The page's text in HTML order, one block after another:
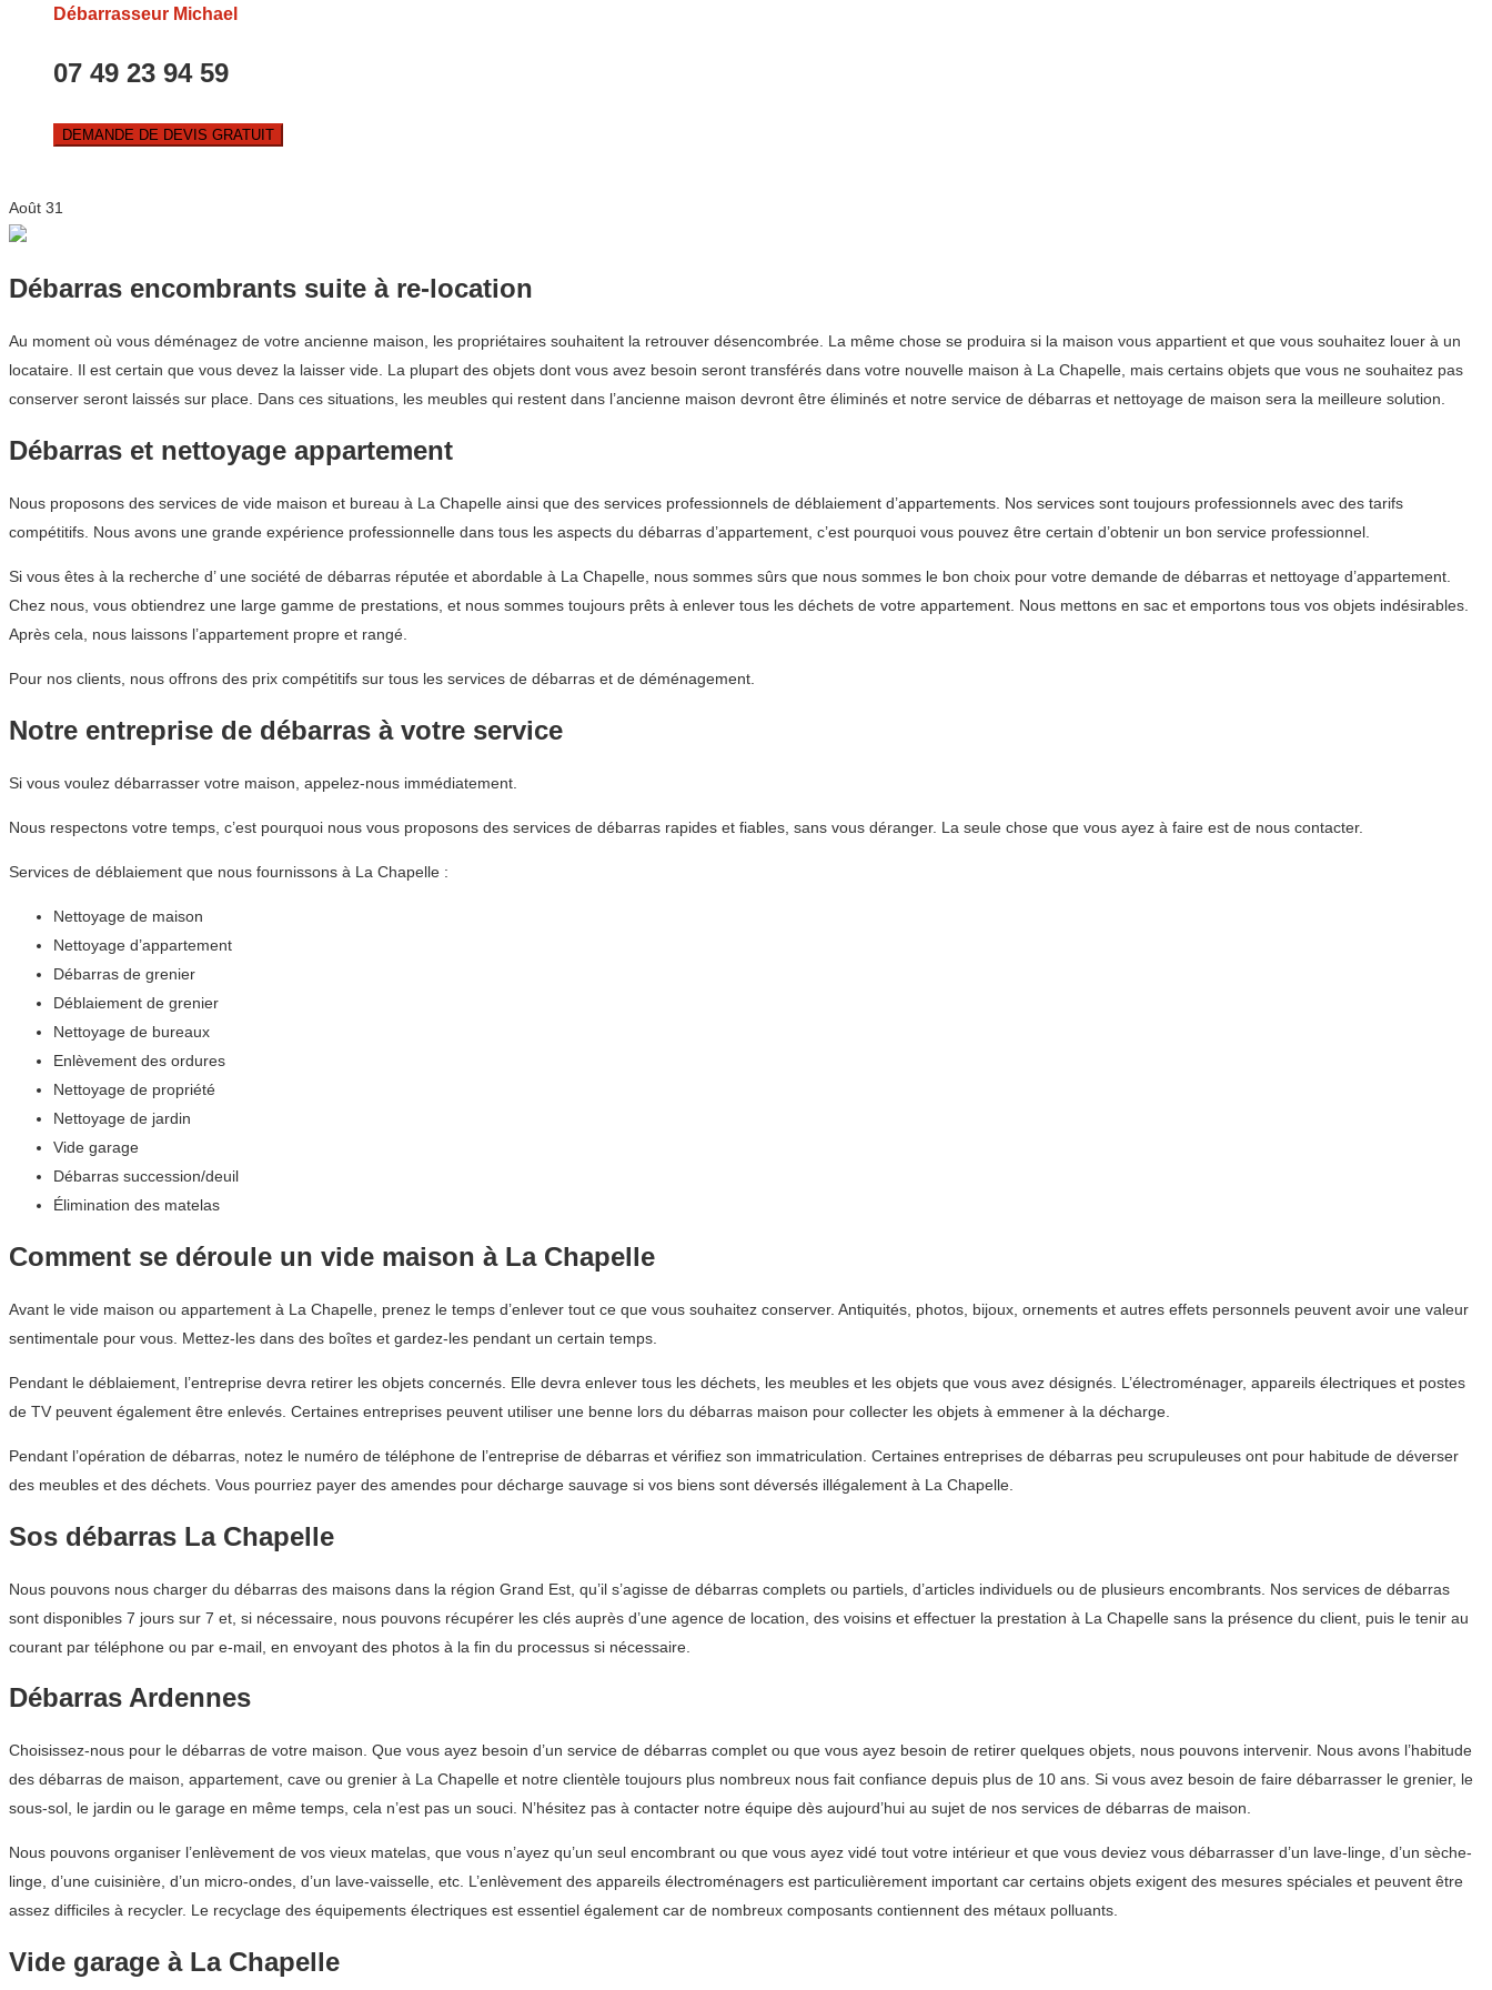
Débarrasseur Michael
07 49 23 94 59
DEMANDE DE DEVIS GRATUIT
Août 31
Débarras encombrants suite à re-location
Au moment où vous déménagez de votre ancienne maison, les propriétaires souhaitent la retrouver désencombrée. La même chose se produira si la maison vous appartient et que vous souhaitez louer à un
locataire. Il est certain que vous devez la laisser vide. La plupart des objets dont vous avez besoin seront transférés dans votre nouvelle maison à La Chapelle, mais certains objets que vous ne souhaitez pas
conserver seront laissés sur place. Dans ces situations, les meubles qui restent dans l’ancienne maison devront être éliminés et notre service de débarras et nettoyage de maison sera la meilleure solution.
Débarras et nettoyage appartement
Nous proposons des services de vide maison et bureau à La Chapelle ainsi que des services professionnels de déblaiement d’appartements. Nos services sont toujours professionnels avec des tarifs
compétitifs. Nous avons une grande expérience professionnelle dans tous les aspects du débarras d’appartement, c’est pourquoi vous pouvez être certain d’obtenir un bon service professionnel.
Si vous êtes à la recherche d’ une société de débarras réputée et abordable à La Chapelle, nous sommes sûrs que nous sommes le bon choix pour votre demande de débarras et nettoyage d’appartement.
Chez nous, vous obtiendrez une large gamme de prestations, et nous sommes toujours prêts à enlever tous les déchets de votre appartement. Nous mettons en sac et emportons tous vos objets indésirables.
Après cela, nous laissons l’appartement propre et rangé.
Pour nos clients, nous offrons des prix compétitifs sur tous les services de débarras et de déménagement.
Notre entreprise de débarras à votre service
Si vous voulez débarrasser votre maison, appelez-nous immédiatement.
Nous respectons votre temps, c’est pourquoi nous vous proposons des services de débarras rapides et fiables, sans vous déranger. La seule chose que vous ayez à faire est de nous contacter.
Services de déblaiement que nous fournissons à La Chapelle :
Nettoyage de maison
Nettoyage d’appartement
Débarras de grenier
Déblaiement de grenier
Nettoyage de bureaux
Enlèvement des ordures
Nettoyage de propriété
Nettoyage de jardin
Vide garage
Débarras succession/deuil
Élimination des matelas
Comment se déroule un vide maison à La Chapelle
Avant le vide maison ou appartement à La Chapelle, prenez le temps d’enlever tout ce que vous souhaitez conserver. Antiquités, photos, bijoux, ornements et autres effets personnels peuvent avoir une valeur
sentimentale pour vous. Mettez-les dans des boîtes et gardez-les pendant un certain temps.
Pendant le déblaiement, l’entreprise devra retirer les objets concernés. Elle devra enlever tous les déchets, les meubles et les objets que vous avez désignés. L’électroménager, appareils électriques et postes
de TV peuvent également être enlevés. Certaines entreprises peuvent utiliser une benne lors du débarras maison pour collecter les objets à emmener à la décharge.
Pendant l’opération de débarras, notez le numéro de téléphone de l’entreprise de débarras et vérifiez son immatriculation. Certaines entreprises de débarras peu scrupuleuses ont pour habitude de déverser
des meubles et des déchets. Vous pourriez payer des amendes pour décharge sauvage si vos biens sont déversés illégalement à La Chapelle.
Sos débarras La Chapelle
Nous pouvons nous charger du débarras des maisons dans la région Grand Est, qu’il s’agisse de débarras complets ou partiels, d’articles individuels ou de plusieurs encombrants. Nos services de débarras
sont disponibles 7 jours sur 7 et, si nécessaire, nous pouvons récupérer les clés auprès d’une agence de location, des voisins et effectuer la prestation à La Chapelle sans la présence du client, puis le tenir au
courant par téléphone ou par e-mail, en envoyant des photos à la fin du processus si nécessaire.
Débarras Ardennes
Choisissez-nous pour le débarras de votre maison. Que vous ayez besoin d’un service de débarras complet ou que vous ayez besoin de retirer quelques objets, nous pouvons intervenir. Nous avons l’habitude
des débarras de maison, appartement, cave ou grenier à La Chapelle et notre clientèle toujours plus nombreux nous fait confiance depuis plus de 10 ans. Si vous avez besoin de faire débarrasser le grenier, le
sous-sol, le jardin ou le garage en même temps, cela n’est pas un souci. N’hésitez pas à contacter notre équipe dès aujourd’hui au sujet de nos services de débarras de maison.
Nous pouvons organiser l’enlèvement de vos vieux matelas, que vous n’ayez qu’un seul encombrant ou que vous ayez vidé tout votre intérieur et que vous deviez vous débarrasser d’un lave-linge, d’un sèche-
linge, d’une cuisinière, d’un micro-ondes, d’un lave-vaisselle, etc. L’enlèvement des appareils électroménagers est particulièrement important car certains objets exigent des mesures spéciales et peuvent être
assez difficiles à recycler. Le recyclage des équipements électriques est essentiel également car de nombreux composants contiennent des métaux polluants.
Vide garage à La Chapelle